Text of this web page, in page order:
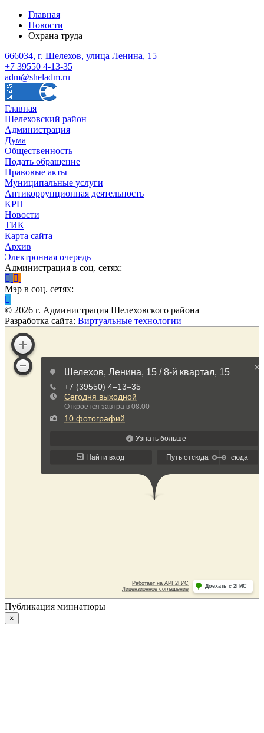
Главная
Новости
Охрана труда
666034, г. Шелехов, улица Ленина, 15
+7 39550 4-13-35
adm@sheladm.ru
Главная
Шелеховский район
Администрация
Дума
Общественность
Подать обращение
Правовые акты
Муниципальные услуги
Антикоррупционная деятельность
КРП
Новости
ТИК
Карта сайта
Архив
Электронная очередь
Администрация в соц. сетях:
Мэр в соц. сетях:
© 2026 г. Администрация Шелеховского района
Разработка сайта: Виртуальные технологии
Публикация миниатюры
×